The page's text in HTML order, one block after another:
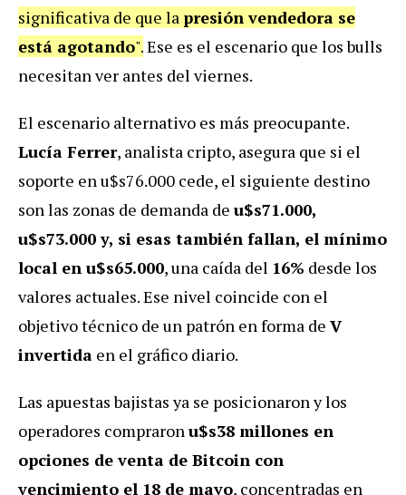
significativa de que la presión vendedora se
está agotando".Ese es el escenario que los bulls
necesitan ver antes del viernes.
El escenario alternativo es más preocupante.
Lucía Ferrer, analista cripto, asegura que si el
soporte en u$s76.000 cede, el siguiente destino
son las zonas de demanda de u$s71.000,
u$s73.000 y, si esas también fallan, el mínimo
local en u$s65.000, una caída del 16% desde los
valores actuales. Ese nivel coincide con el
objetivo técnico de un patrón en forma de V
invertida en el gráfico diario.
Las apuestas bajistas ya se posicionaron y los
operadores compraron u$s38 millones en
opciones de venta de Bitcoin con
vencimiento el 18 de mayo, concentradas en